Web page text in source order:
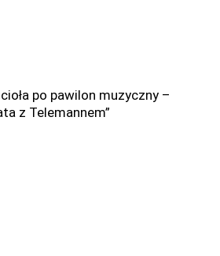
po pawilon muzyczny –
z Telemannem”